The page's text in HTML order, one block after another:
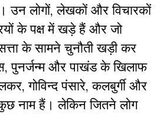
उन लोगों, लेखकों और विचारकों
के पक्ष में खड़े हैं और जो
के सामने चुनौती खड़ी कर
पुनर्जन्म और पाखंड के खिलाफ
गोविन्द पंसारे, कलबुर्गी और
नाम हैं। लेकिन जितने लोग